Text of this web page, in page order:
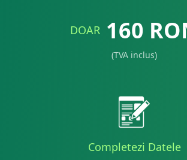
DOAR 160
(TVA inclus)
Completezi Datele